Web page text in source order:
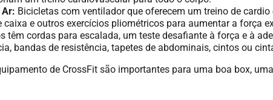
Ar: Bicicletas com ventilador que oferecem um treino de
caixa e outros exercícios pliométricos para aumentar a força
têm cordas para escalada, um teste desafiante à força e à
bandas de resistência, tapetes de abdominais, cintos ou
de CrossFit são importantes para uma boa box,